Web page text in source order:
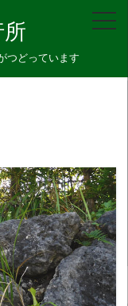
つどっています